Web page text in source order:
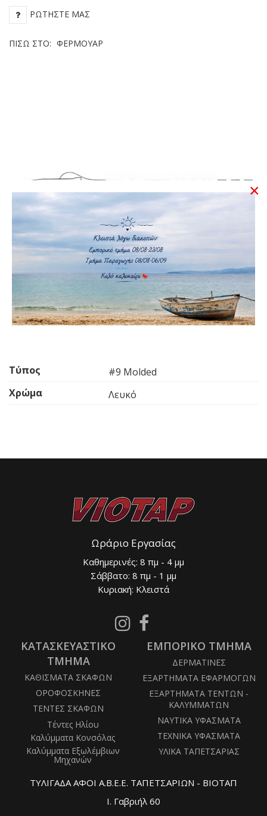
ΡΩΤΉΣΤΕ ΜΑΣ
ΠΊΣΩ ΣΤΟ: ΦΕΡΜΟΥΆΡ
Τύπος
#9 Molded
Χρώμα
Λευκό
Ωράριο Εργασίας
Καθημερινές: 8 πμ - 4 μμ
Σάββατο: 8 πμ - 1 μμ
Κυριακή: Κλειστά
Follow
on
Facebook
ΚΑΤΑΣΚΕΥΑΣΤΙΚΟ
ΤΜΗΜΑ
ΚΑΘΙΣΜΑΤΑ ΣΚΑΦΩΝ
ΟΡΟΦΟΣΚΗΝΕΣ
ΤΕΝΤΕΣ ΣΚΑΦΩΝ
Τέντες Ηλίου
Καλύμματα Κονσόλας
Καλύμματα Εξωλέμβιων
Μηχανών
ΕΜΠΟΡΙΚΟ ΤΜΗΜΑ
ΔΕΡΜΑΤΙΝΕΣ
ΕΞΑΡΤΗΜΑΤΑ ΕΦΑΡΜΟΓΩΝ
ΕΞΑΡΤΗΜΑΤΑ ΤΕΝΤΩΝ -
ΚΑΛΥΜΜΑΤΩΝ
ΝΑΥΤΙΚΑ ΥΦΑΣΜΑΤΑ
ΤΕΧΝΙΚΑ ΥΦΑΣΜΑΤΑ
ΥΛΙΚΑ ΤΑΠΕΤΣΑΡΙΑΣ
ΤΥΛΙΓΑΔΑ ΑΦΟΙ Α.Β.Ε.Ε. ΤΑΠΕΤΣΑΡΙΩΝ - ΒΙΟΤΑΠ
Ι. Γαβριήλ 60
×